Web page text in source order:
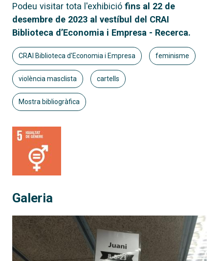
Podeu visitar tota l'exhibició fins al 22 de
desembre de 2023 al vestíbul del CRAI
Biblioteca d’Economia i Empresa - Recerca.
CRAI Biblioteca d'Economia i Empresa feminisme
violència masclista cartells
Mostra bibliogràfica
Galeria
i Empresa
violència de gènere al CRAI Biblioteca d’Economia i
Cartells per visibilitzar la